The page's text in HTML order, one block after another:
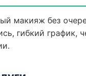
макияж без
гибкий график,